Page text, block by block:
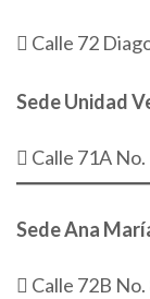
Calle 72
Sede Unidad
Calle 71A
Sede Ana
Calle 72B No.